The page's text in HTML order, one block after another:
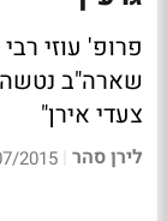
פרופ' עוזי
שארה"ב
צעדי אירן"
לירן סהר |
10:05